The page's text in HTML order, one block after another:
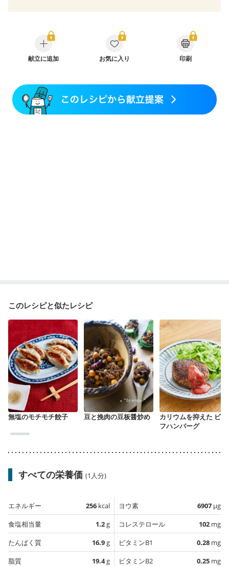
妊婦健診・血糖値が気になる（初期）
妊娠高血圧(中期)
妊娠糖尿病(初期)
産後（母乳）
産後（ミルク）
関節リウマチ
献立に追加 お気に入り 印刷
このレシピと似たレシピ
無塩のモチモチ餃子 豆と挽肉の豆板醤炒め
カリウムを抑えた ビー
フハンバーグ
すべての栄養価 (1人分)
エネルギー 256 kcal
食塩相当量
1.2g
たんぱく質
16.9g
脂質
19.4g
ヨウ素 6907 µg
コレステロール
102 mg
ビタミンB1
0.28 mg
ビタミンB2
0.25 mg